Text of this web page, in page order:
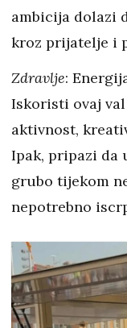
ambicija dolazi
kroz prijatelje i
Zdravlje:
Iskoristi ovaj
aktivnost,
Ipak, pripazi da
grubo tijekom
nepotrebno